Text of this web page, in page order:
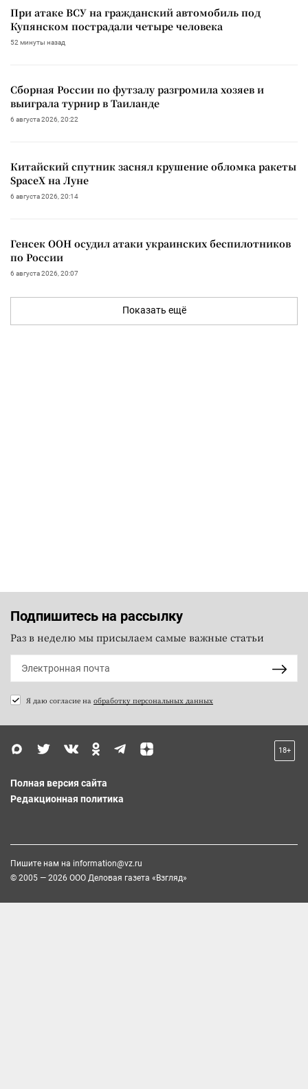
При атаке ВСУ на гражданский автомобиль под
Купянском пострадали четыре человека
52 минуты назад
Сборная России по футзалу разгромила хозяев и
выиграла турнир в Таиланде
6 августа 2026, 20:22
Китайский спутник заснял крушение обломка ракеты
SpaceX на Луне
6 августа 2026, 20:14
Генсек ООН осудил атаки украинских беспилотников
по России
6 августа 2026, 20:07
Показать ещё
Подпишитесь на рассылку
Раз в неделю мы присылаем самые важные статьи
Я даю согласие на обработку персональных данных
18+
Полная версия сайта
Редакционная политика
Пишите нам на information@vz.ru
© 2005 — 2026 ООО Деловая газета «Взгляд»